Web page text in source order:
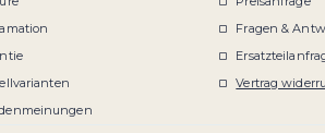
Fragen &
Vertrag